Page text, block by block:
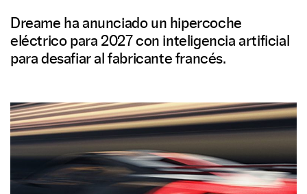
Dreame ha anunciado un hipercoche
eléctrico para 2027 con inteligencia artificial
para desafiar al fabricante francés.